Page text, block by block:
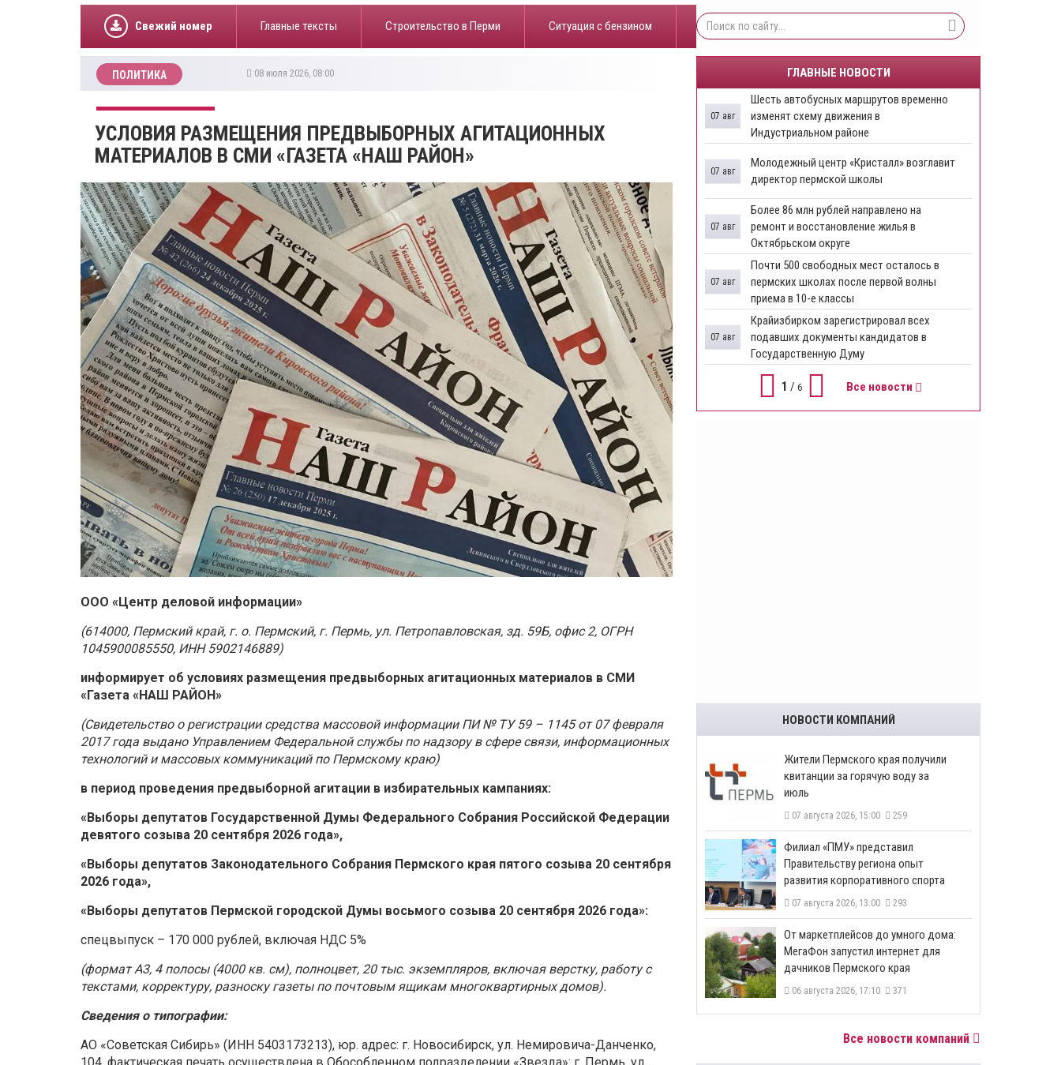
Свежий номер Главные тексты Строительство в Перми ​Ситуация с бензином
ПОЛИТИКА 08 июля 2026, 08:00
УСЛОВИЯ РАЗМЕЩЕНИЯ ПРЕДВЫБОРНЫХ АГИТАЦИОННЫХ
МАТЕРИАЛОВ В СМИ «ГАЗЕТА «НАШ РАЙОН»
ООО «Центр деловой информации»
(614000, Пермский край, г. о. Пермский, г. Пермь, ул. Петропавловская, зд. 59Б, офис 2, ОГРН
1045900085550, ИНН 5902146889)
информирует об условиях размещения предвыборных агитационных материалов в СМИ
«Газета «НАШ РАЙОН»
(Свидетельство о регистрации средства массовой информации ПИ № ТУ 59 – 1145 от 07 февраля
2017 года выдано Управлением Федеральной службы по надзору в сфере связи, информационных
технологий и массовых коммуникаций по Пермскому краю)
в период проведения предвыборной агитации в избирательных кампаниях:
«Выборы депутатов Государственной Думы Федерального Собрания Российской Федерации
девятого созыва 20 сентября 2026 года»,
«Выборы депутатов Законодательного Собрания Пермского края пятого созыва 20 сентября
2026 года»,
«Выборы депутатов Пермской городской Думы восьмого созыва 20 сентября 2026 года»:
спецвыпуск – 170 000 рублей, включая НДС 5%
(формат А3, 4 полосы (4000 кв. см), полноцвет, 20 тыс. экземпляров, включая верстку, работу с
текстами, корректуру, разноску газеты по почтовым ящикам многоквартирных домов).
Сведения о типографии:
АО «Советская Сибирь» (ИНН 5403173213), юр. адрес: г. Новосибирск, ул. Немировича-Данченко,
ГЛАВНЫЕ НОВОСТИ
Шесть автобусных маршрутов временно
изменят схему движения в
Индустриальном районе
07 авг
Молодежный центр «Кристалл» возглавит
директор пермской школы
07 авг
Более 86 млн рублей направлено на
ремонт и восстановление жилья в
Октябрьском округе
07 авг
Почти 500 свободных мест осталось в
пермских школах после первой волны
приема в 10-е классы
07 авг
Крайизбирком зарегистрировал всех
подавших документы кандидатов в
Государственную Думу
07 авг
1 / 6 Все новости
НОВОСТИ КОМПАНИЙ
​Жители Пермского края получили
квитанции за горячую воду за
июль
07 августа 2026, 15:00 259
​Филиал «ПМУ» представил
Правительству региона опыт
развития корпоративного спорта
07 августа 2026, 13:00 293
От маркетплейсов до умного дома:
МегаФон запустил интернет для
дачников Пермского края
06 августа 2026, 17:10 371
Все новости компаний